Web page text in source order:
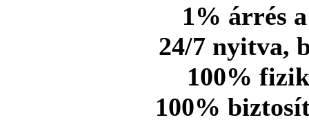
1% árrés
24/7 nyitva,
100%
100%